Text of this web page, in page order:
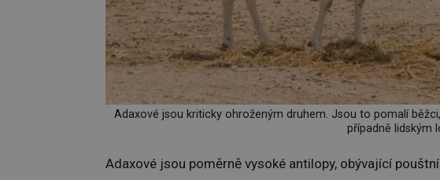
Adaxové jsou kriticky ohroženým druhem. Jsou to pomalí
případně lidským
Adaxové jsou poměrně vysoké antilopy, obývající